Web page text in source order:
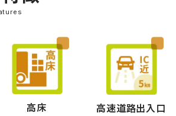
高床
高速道路出入口